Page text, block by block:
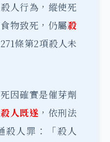
人行為，縱使死
物致死，仍屬殺
條第2項殺人未
因確實是催芽劑
殺人既遂 ，依刑法
殺人罪：「殺人